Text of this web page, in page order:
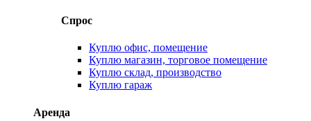
Спрос
Куплю офис, помещение
Куплю магазин, торговое помещение
Куплю склад, производство
Куплю гараж
Аренда